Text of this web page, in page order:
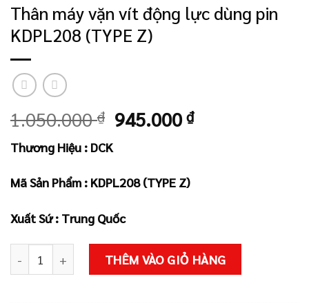
Thân máy vặn vít động lực dùng pin
KDPL208 (TYPE Z)
1.050.000₫ Giá
1.050.000 ₫.
945.000₫Giá
Thương Hiệu : DCK
Mã Sản Phẩm : KDPL208 (TYPE Z)
Xuất Sứ : Trung Quốc
Thân máy vặn vít động lực dùng pin KDPL208 (TYPE Z) số
THÊM VÀO GIỎ HÀNG